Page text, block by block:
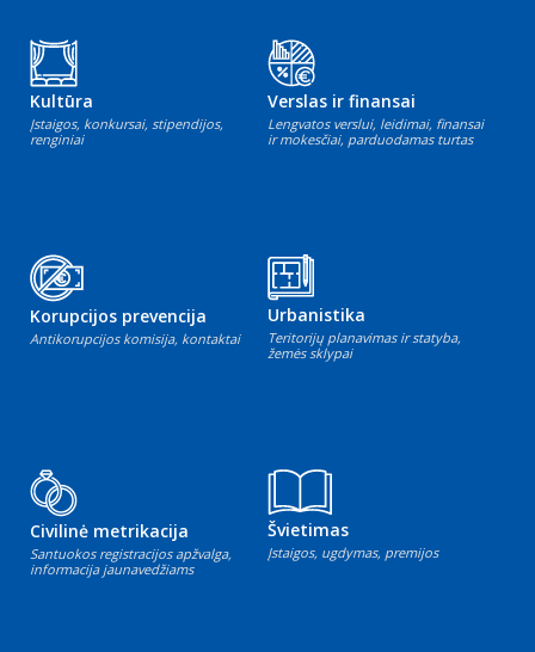
Kultūra
Įstaigos, konkursai, stipendijos,
renginiai
Verslas ir finansai
Lengvatos verslui, leidimai, finansai
ir mokesčiai, parduodamas turtas
Korupcijos prevencija
Antikorupcijos komisija, kontaktai
Urbanistika
Teritorijų planavimas ir statyba,
žemės sklypai
Civilinė metrikacija
Santuokos registracijos apžvalga,
informacija jaunavedžiams
Švietimas
Įstaigos, ugdymas, premijos